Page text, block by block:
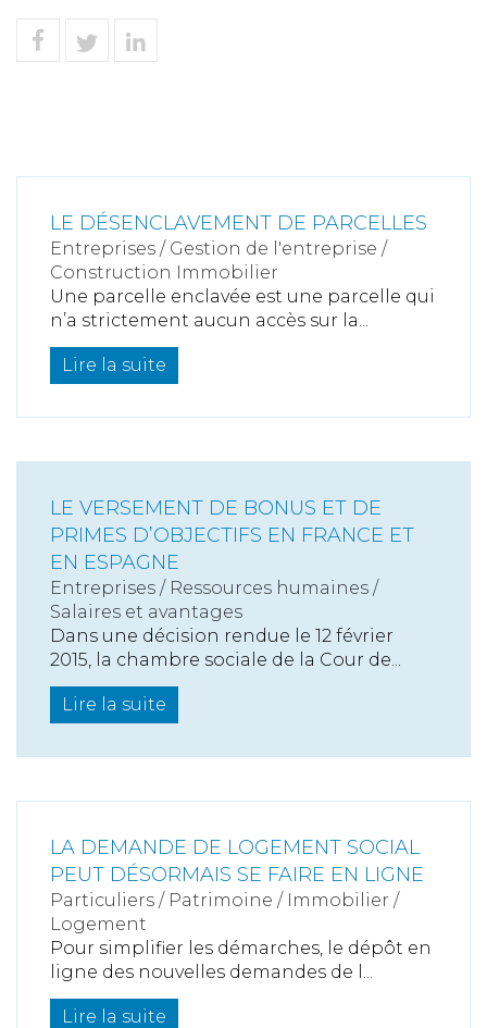
LE DÉSENCLAVEMENT DE PARCELLES
Entreprises / Gestion de l'entreprise /
Construction Immobilier
Une parcelle enclavée est une parcelle qui
n’a strictement aucun accès sur la...
Lire la suite
LE VERSEMENT DE BONUS ET DE
PRIMES D’OBJECTIFS EN FRANCE ET
EN ESPAGNE
Entreprises / Ressources humaines /
Salaires et avantages
Dans une décision rendue le 12 février
2015, la chambre sociale de la Cour de...
Lire la suite
LA DEMANDE DE LOGEMENT SOCIAL
PEUT DÉSORMAIS SE FAIRE EN LIGNE
Particuliers / Patrimoine / Immobilier /
Logement
Pour simplifier les démarches, le dépôt en
ligne des nouvelles demandes de l...
Lire la suite